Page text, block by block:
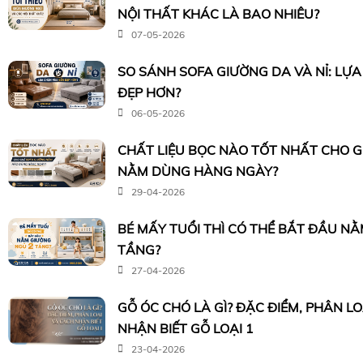
NỘI THẤT KHÁC LÀ BAO NHIÊU?
07-05-2026
SO SÁNH SOFA GIƯỜNG DA VÀ NỈ:
ĐẸP HƠN?
06-05-2026
CHẤT LIỆU BỌC NÀO TỐT NHẤT CHO
NẰM DÙNG HÀNG NGÀY?
29-04-2026
BÉ MẤY TUỔI THÌ CÓ THỂ BẮT ĐẦU
TẦNG?
27-04-2026
GỖ ÓC CHÓ LÀ GÌ? ĐẶC ĐIỂM, PHÂN
NHẬN BIẾT GỖ LOẠI 1
23-04-2026